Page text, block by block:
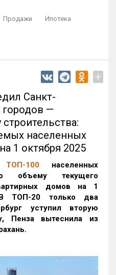
Продажи
Ипотека
+
Санкт-
городов —
населенных
1 октября 2025
ТОП-100 населенных
объему текущего
домов на 1
ТОП-20 только два
уступил вторую
Пенза вытеснила из